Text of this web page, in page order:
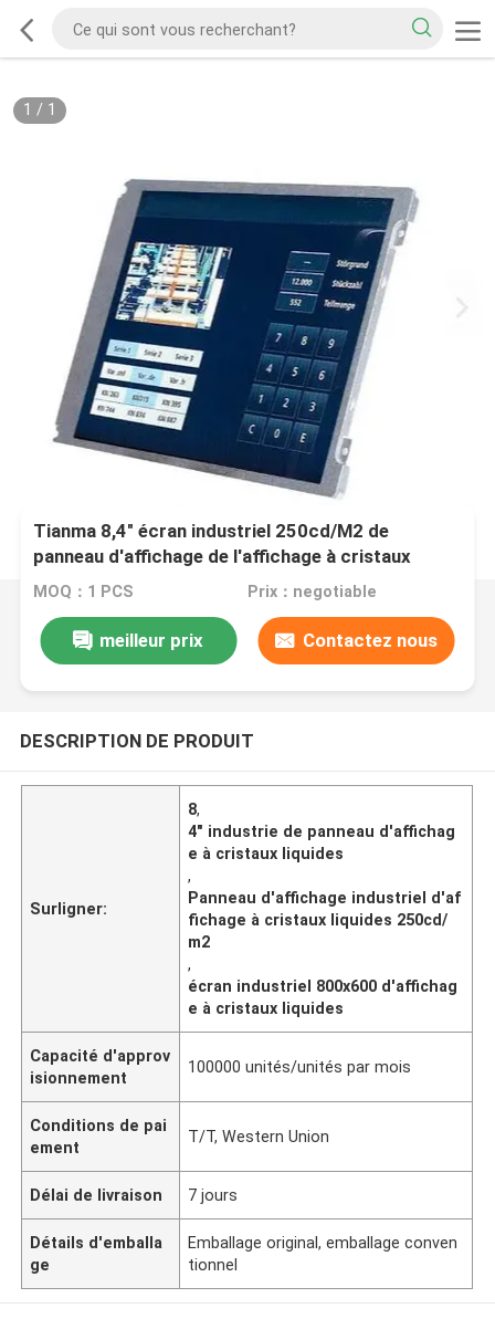
1 / 1
Tianma 8,4" écran industriel 250cd/M2 de
panneau d'affichage de l'affichage à cristaux
liquides 800*600
MOQ：1 PCS Prix：negotiable
meilleur prix Contactez nous
DESCRIPTION DE PRODUIT
Surligner:
8,
4" industrie de panneau d'affichag
e à cristaux liquides
,
Panneau d'affichage industriel d'af
fichage à cristaux liquides 250cd/
m2
,
écran industriel 800x600 d'affichag
e à cristaux liquides
Capacité d'approv
isionnement
100000 unités/unités par mois
Conditions de pai
ement
T/T, Western Union
Délai de livraison 7 jours
Détails d'emballa
ge
Emballage original, emballage conven
tionnel